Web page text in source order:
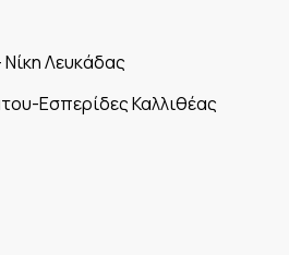
Λευκάδας
Εσπερίδες Καλλιθέας